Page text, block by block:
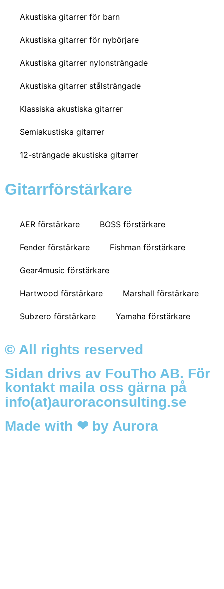
Akustiska gitarrer för barn
Akustiska gitarrer för nybörjare
Akustiska gitarrer nylonsträngade
Akustiska gitarrer stålsträngade
Klassiska akustiska gitarrer
Semiakustiska gitarrer
12-strängade akustiska gitarrer
Gitarrförstärkare
AER förstärkare BOSS förstärkare
Fender förstärkare Fishman förstärkare
Gear4music förstärkare
Hartwood förstärkare Marshall förstärkare
Subzero förstärkare Yamaha förstärkare
© All rights reserved
Sidan drivs av FouTho AB. För
kontakt maila oss gärna på
info(at)auroraconsulting.se
Made with ❤ by Aurora